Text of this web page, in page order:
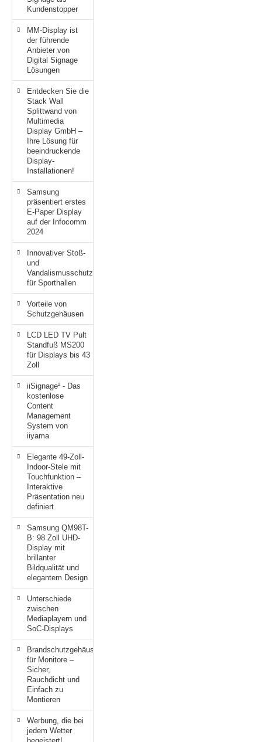
Kundenstopper
MM-Display ist
der führende
Anbieter von
Digital Signage
Lösungen
Entdecken Sie die
Stack Wall
Splittwand von
Multimedia
Display GmbH –
Ihre Lösung für
beeindruckende
Display-
Installationen!
Samsung
präsentiert erstes
E-Paper Display
auf der Infocomm
2024
Innovativer Stoß-
und
Vandalismusschutz
für Sporthallen
Vorteile von
Schutzgehäusen
LCD LED TV Pult
Standfuß MS200
für Displays bis 43
Zoll
iiSignage² - Das
kostenlose
Content
Management
System von
iiyama
Elegante 49-Zoll-
Indoor-Stele mit
Touchfunktion –
Interaktive
Präsentation neu
definiert
Samsung QM98T-
B: 98 Zoll UHD-
Display mit
brillanter
Bildqualität und
elegantem Design
Unterschiede
zwischen
Mediaplayern und
SoC-Displays
Brandschutzgehäuse
für Monitore –
Sicher,
Rauchdicht und
Einfach zu
Montieren
Werbung, die bei
jedem Wetter